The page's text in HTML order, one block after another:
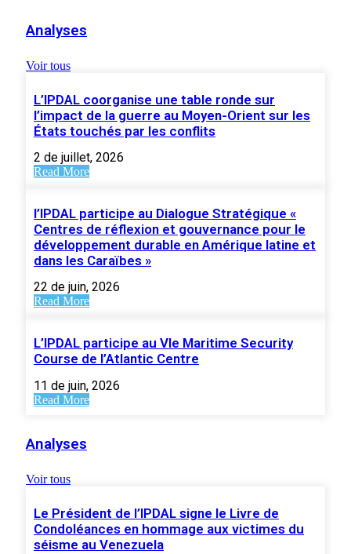
Analyses
Voir tous
L’IPDAL coorganise une table ronde sur
l’impact de la guerre au Moyen-Orient sur les
États touchés par les conflits
2 de juillet, 2026
Read More
l’IPDAL participe au Dialogue Stratégique «
Centres de réflexion et gouvernance pour le
développement durable en Amérique latine et
dans les Caraïbes »
22 de juin, 2026
Read More
L’IPDAL participe au VIe Maritime Security
Course de l’Atlantic Centre
11 de juin, 2026
Read More
Analyses
Voir tous
Le Président de l’IPDAL signe le Livre de
Condoléances en hommage aux victimes du
séisme au Venezuela